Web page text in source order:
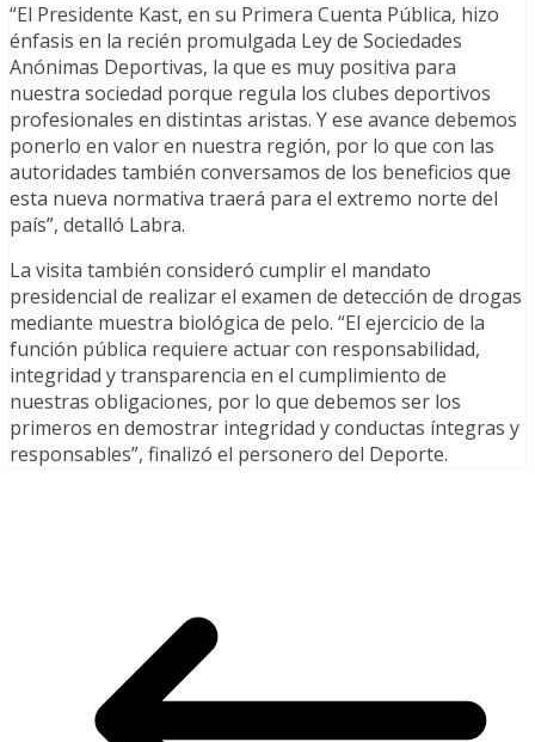
“El Presidente Kast, en su Primera Cuenta Pública, hizo
énfasis en la recién promulgada Ley de Sociedades
Anónimas Deportivas, la que es muy positiva para
nuestra sociedad porque regula los clubes deportivos
profesionales en distintas aristas. Y ese avance debemos
ponerlo en valor en nuestra región, por lo que con las
autoridades también conversamos de los beneficios que
esta nueva normativa traerá para el extremo norte del
país”, detalló Labra.
La visita también consideró cumplir el mandato
presidencial de realizar el examen de detección de drogas
mediante muestra biológica de pelo. “El ejercicio de la
función pública requiere actuar con responsabilidad,
integridad y transparencia en el cumplimiento de
nuestras obligaciones, por lo que debemos ser los
primeros en demostrar integridad y conductas íntegras y
responsables”, finalizó el personero del Deporte.